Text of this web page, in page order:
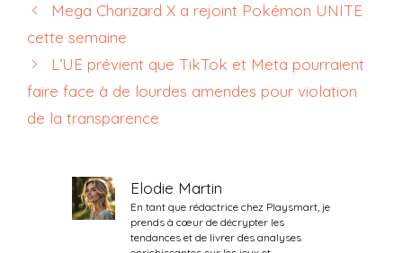
Mega Charizard X a rejoint Pokémon UNITE
cette semaine
L’UE prévient que TikTok et Meta pourraient
faire face à de lourdes amendes pour violation
de la transparence
Elodie Martin
En tant que rédactrice chez Playsmart, je
prends à cœur de décrypter les
tendances et de livrer des analyses